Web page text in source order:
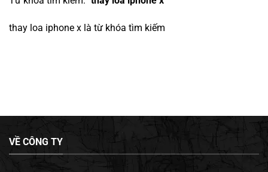
thay loa iphone x là từ khóa tìm kiếm
VỀ CÔNG TY